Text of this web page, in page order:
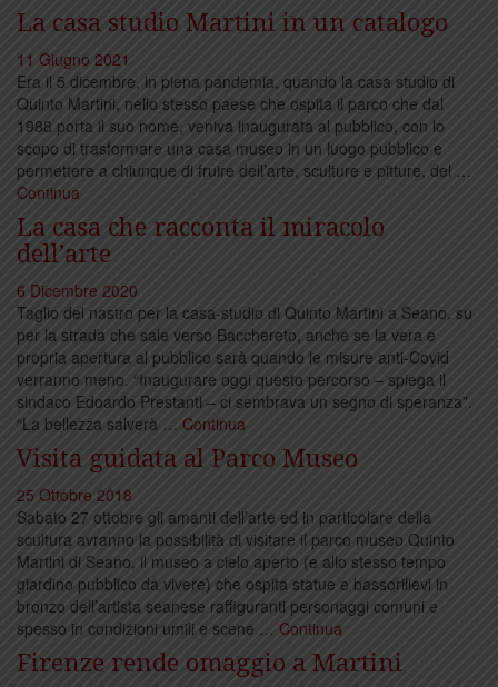
La casa studio Martini in un catalogo
11 Giugno 2021
Era il 5 dicembre, in piena pandemia, quando la casa studio di
Quinto Martini, nello stesso paese che ospita il parco che dal
1988 porta il suo nome, veniva inaugurata al pubblico, con lo
scopo di trasformare una casa museo in un luogo pubblico e
permettere a chiunque di fruire dell’arte, sculture e pitture, del …
Continua
La casa che racconta il miracolo
dell’arte
6 Dicembre 2020
Taglio del nastro per la casa-studio di Quinto Martini a Seano, su
per la strada che sale verso Bacchereto, anche se la vera e
propria apertura al pubblico sarà quando le misure anti-Covid
verranno meno. “Inaugurare oggi questo percorso – spiega il
sindaco Edoardo Prestanti – ci sembrava un segno di speranza”.
“La bellezza salverà … Continua
Visita guidata al Parco Museo
25 Ottobre 2018
Sabato 27 ottobre gli amanti dell’arte ed in particolare della
scultura avranno la possibilità di visitare il parco museo Quinto
Martini di Seano, il museo a cielo aperto (e allo stesso tempo
giardino pubblico da vivere) che ospita statue e bassorilievi in
bronzo dell’artista seanese raffiguranti personaggi comuni e
spesso in condizioni umili e scene … Continua
Firenze rende omaggio a Martini